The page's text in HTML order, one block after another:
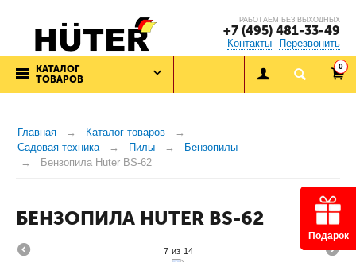
Подарок
РАБОТАЕМ БЕЗ ВЫХОДНЫХ
+7 (495) 481-33-49
Контакты Перезвонить
КАТАЛОГ
ТОВАРОВ
0
Главная
Каталог товаров
Садовая техника
Пилы
Бензопилы
Бензопила Huter BS-62
БЕНЗОПИЛА HUTER BS-62
7 из 14